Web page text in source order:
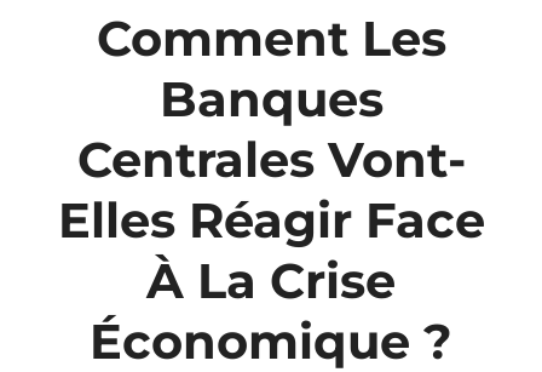
SUIVI KIT POSTAL
CONTACT
Comment Les
Banques
Centrales Vont-
Elles Réagir Face
À La Crise
Économique ?